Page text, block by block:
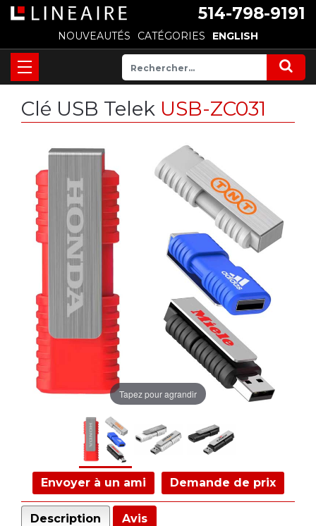
514-798-9191
NOUVEAUTÉS CATÉGORIES ENGLISH
Clé USB Telek USB-ZC031
Tapez pour agrandir
Envoyer à un ami Demande de prix
Description Avis